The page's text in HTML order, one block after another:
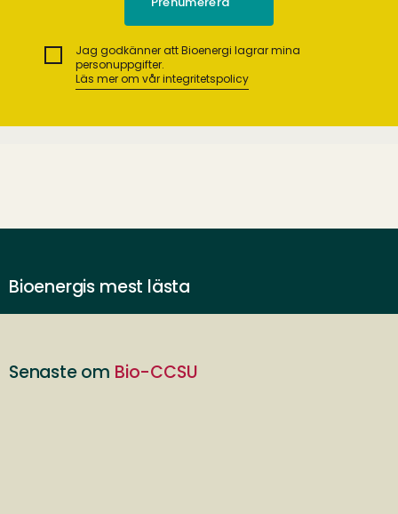
Jag godkänner att Bioenergi lagrar mina
personuppgifter.
Läs mer om vår integritetspolicy
Bioenergis mest lästa
Senaste om Bio-CCSU